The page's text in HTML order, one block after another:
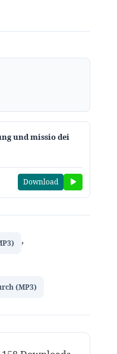
und missio dei
Download
,
(MP3)